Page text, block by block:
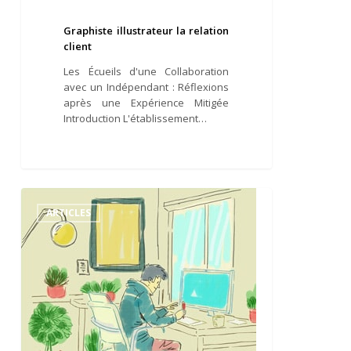
Graphiste illustrateur la relation
client
Les Écueils d'une Collaboration
avec un Indépendant : Réflexions
après une Expérience Mitigée
Introduction L'établissement…
métier
dessinateur
ARTICLES